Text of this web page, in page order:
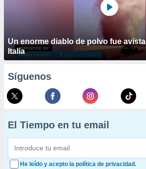
Un enorme diablo de polvo fue
Italia
Síguenos
El Tiempo en tu email
He leído y acepto la política de privacidad.